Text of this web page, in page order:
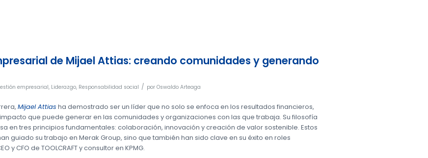
de Mijael Attias: creando comunidades y generando
empresarial, Liderazgo, Responsabilidad social / por Oswaldo Arteaga
Mijael Attias ha demostrado ser un líder que no solo se enfoca en los resultados financieros,
que puede generar en las comunidades y organizaciones con las que trabaja. Su filosofía
en tres principios fundamentales: colaboración, innovación y creación de valor sostenible. Estos
guiado su trabajo en Merak Group, sino que también han sido clave en su éxito en roles
y CFO de TOOLCRAFT y consultor en KPMG.